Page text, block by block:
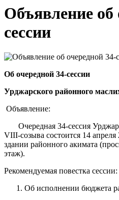
Объявление об
сессии
Об очередной 34-сессии
Урджарского районного
Объявление:
Очередная 34-сессия
VIII-созыва состоится 14 апреля
здании районного акимата
этаж).
Рекомендуемая повестка сессии:
Об исполнении бюджета